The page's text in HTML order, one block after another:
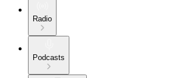
Radio
Podcasts